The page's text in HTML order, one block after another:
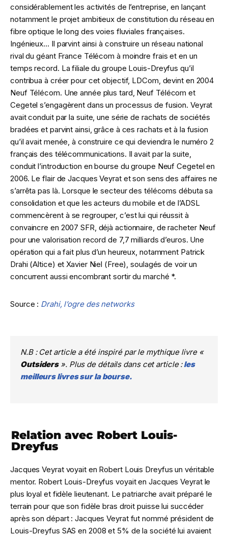
considérablement les activités de l’entreprise, en lançant
notamment le projet ambitieux de constitution du réseau en
fibre optique le long des voies fluviales françaises.
Ingénieux… Il parvint ainsi à construire un réseau national
rival du géant France Télécom à moindre frais et en un
temps record. La filiale du groupe Louis-Dreyfus qu’il
contribua à créer pour cet objectif, LDCom, devint en 2004
Neuf Télécom. Une année plus tard, Neuf Télécom et
Cegetel s’engagèrent dans un processus de fusion. Veyrat
avait conduit par la suite, une série de rachats de sociétés
bradées et parvint ainsi, grâce à ces rachats et à la fusion
qu’il avait menée, à construire ce qui deviendra le numéro 2
français des télécommunications. Il avait par la suite,
conduit l’introduction en bourse du groupe Neuf Cegetel en
2006. Le flair de Jacques Veyrat et son sens des affaires ne
s’arrêta pas là. Lorsque le secteur des télécoms débuta sa
consolidation et que les acteurs du mobile et de l’ADSL
commencèrent à se regrouper, c’est lui qui réussit à
convaincre en 2007 SFR, déjà actionnaire, de racheter Neuf
pour une valorisation record de 7,7 milliards d’euros. Une
opération qui a fait plus d’un heureux, notamment Patrick
Drahi (Altice) et Xavier Niel (Free), soulagés de voir un
concurrent aussi encombrant sortir du marché *.
Source : Drahi, l’ogre des networks
N.B : Cet article a été inspiré par le mythique livre «
Outsiders». Plus de détails dans cet article :les
meilleurs livres sur la bourse.
Relation avec Robert Louis-
Dreyfus
Jacques Veyrat voyait en Robert Louis Dreyfus un véritable
mentor. Robert Louis-Dreyfus voyait en Jacques Veyrat le
plus loyal et fidèle lieutenant. Le patriarche avait préparé le
terrain pour que son fidèle bras droit puisse lui succéder
après son départ : Jacques Veyrat fut nommé président de
Louis-Dreyfus SAS en 2008 et 5% de la société lui avaient